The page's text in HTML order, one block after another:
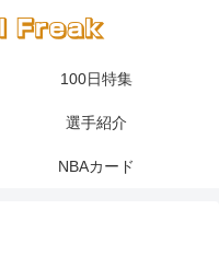
100日特集
選手紹介
NBAカード